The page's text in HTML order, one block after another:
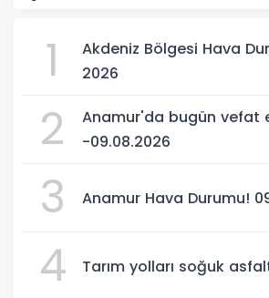
1
Akdeniz Bölgesi Hava
2026
2
Anamur'da bugün vefat
-09.08.2026
3 Anamur Hava Durumu!
4 Tarım yolları soğuk